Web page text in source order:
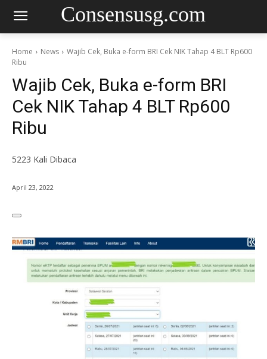
Consensusg.com
Home News
Wajib Cek, Buka e-form BRI Cek NIK Tahap 4 BLT Rp600
Ribu
Wajib Cek, Buka e-form BRI
Cek NIK Tahap 4 BLT Rp600
Ribu
5223 Kali Dibaca
April 23, 2022